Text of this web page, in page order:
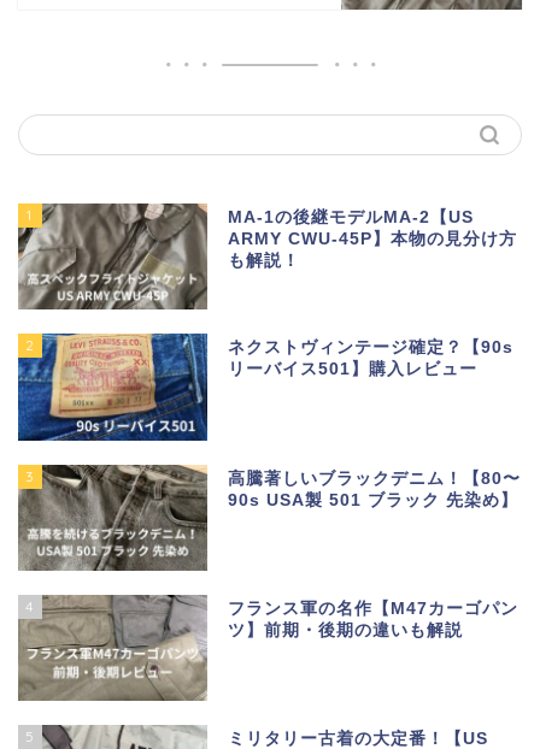
1
MA-1の後継モデルMA-2【US
ARMY CWU-45P】本物の見分け方
も解説！
2
ネクストヴィンテージ確定？【90s
リーバイス501】購入レビュー
3
高騰著しいブラックデニム！【80〜
90s USA製 501 ブラック 先染め】
4
フランス軍の名作【M47カーゴパン
ツ】前期・後期の違いも解説
5
ミリタリー古着の大定番！【US